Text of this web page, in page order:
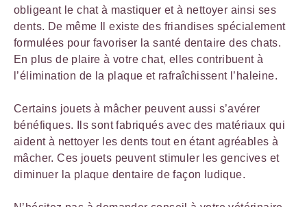
obligeant le chat à mastiquer et à nettoyer ainsi ses
dents. De même Il existe des friandises spécialement
formulées pour favoriser la santé dentaire des chats.
En plus de plaire à votre chat, elles contribuent à
l’élimination de la plaque et rafraîchissent l’haleine.
Certains jouets à mâcher peuvent aussi s’avérer
bénéfiques. Ils sont fabriqués avec des matériaux qui
aident à nettoyer les dents tout en étant agréables à
mâcher. Ces jouets peuvent stimuler les gencives et
diminuer la plaque dentaire de façon ludique.